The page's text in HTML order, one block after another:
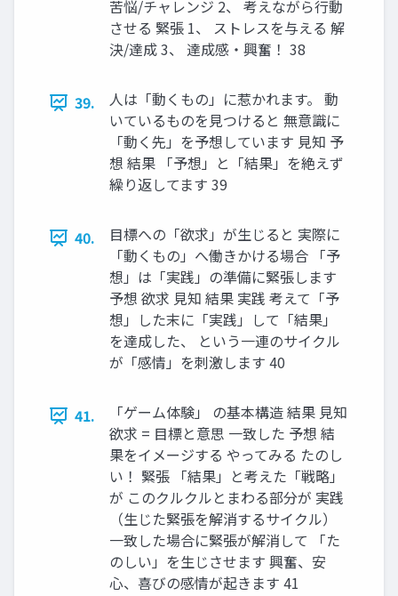
苦悩/チャレンジ 2、 考えながら行動
させる 緊張 1、 ストレスを与える 解
決/達成 3、 達成感・興奮！ 38
39.
人は「動くもの」に惹かれます。 動
いているものを見つけると 無意識に
「動く先」を予想しています 見知 予
想 結果 「予想」と「結果」を絶えず
繰り返してます 39
40.
目標への「欲求」が生じると 実際に
「動くもの」へ働きかける場合 「予
想」は「実践」の準備に緊張します
予想 欲求 見知 結果 実践 考えて「予
想」した末に「実践」して「結果」
を達成した、 という一連のサイクル
が「感情」を刺激します 40
41.
「ゲーム体験」 の基本構造 結果 見知
欲求 = 目標と意思 一致した 予想 結
果をイメージする やってみる たのし
い！ 緊張 「結果」と考えた「戦略」
が このクルクルとまわる部分が 実践
（生じた緊張を解消するサイクル）
一致した場合に緊張が解消して 「た
のしい」を生じさせます 興奮、安
心、喜びの感情が起きます 41